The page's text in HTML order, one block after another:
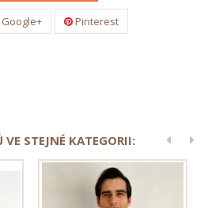
Google+ Pinterest
STEJNÉ KATEGORII: